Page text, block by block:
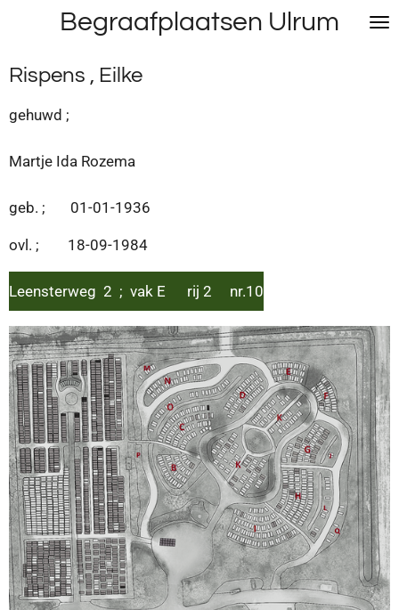
naar
de
hoofdinhoud
Begraafplaatsen Ulrum
Rispens , Eilke
gehuwd ;
Martje Ida Rozema
geb. ; 01-01-1936
ovl. ; 18-09-1984
Leensterweg 2 ; vak E rij 2 nr.10